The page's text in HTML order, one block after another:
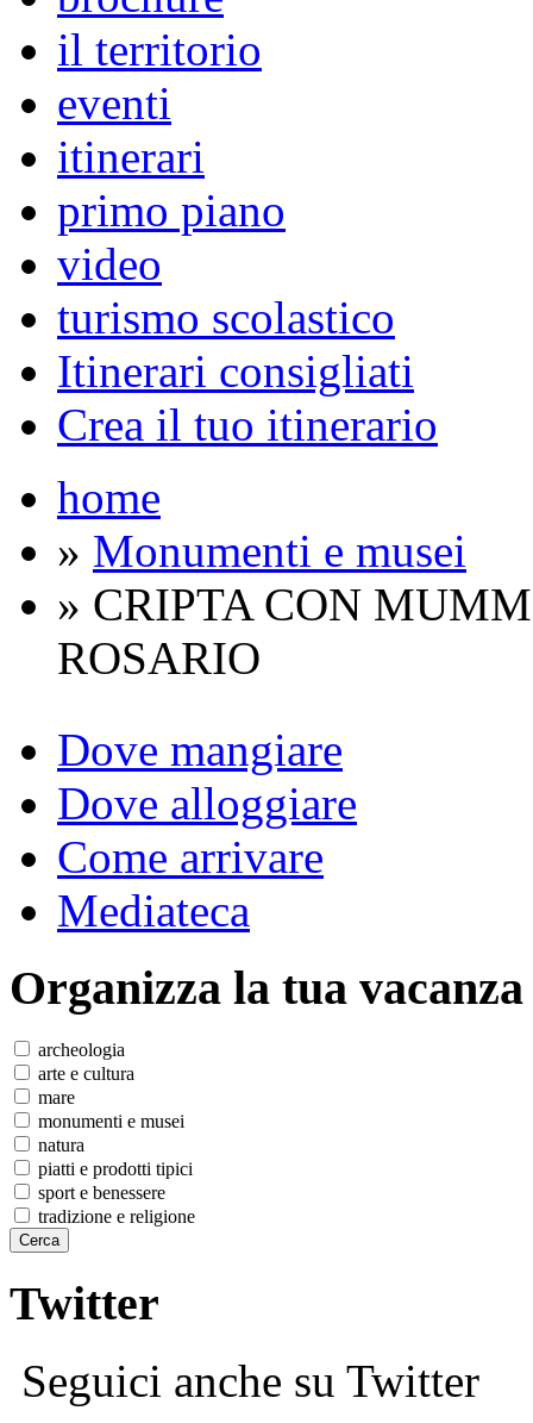
il territorio
eventi
itinerari
primo piano
video
turismo scolastico
Itinerari consigliati
Crea il tuo itinerario
home
» Monumenti e musei
» CRIPTA CON
ROSARIO
Dove mangiare
Dove alloggiare
Come arrivare
Mediateca
Organizza la tua vacanza
archeologia
arte e cultura
mare
monumenti e musei
natura
piatti e prodotti tipici
sport e benessere
tradizione e religione
Twitter
Seguici anche su Twitter